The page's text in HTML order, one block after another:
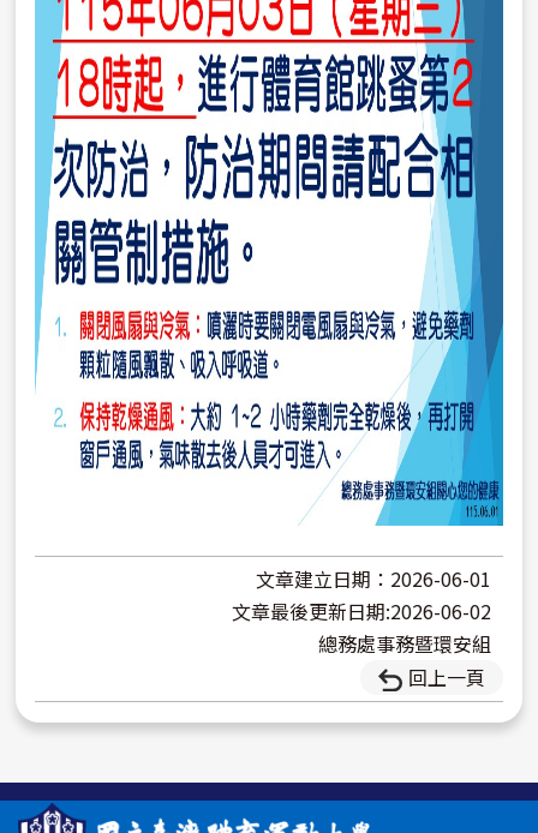
文章建立日期：2026-06-01
文章最後更新日期:2026-06-02
總務處事務暨環安組
回上一頁